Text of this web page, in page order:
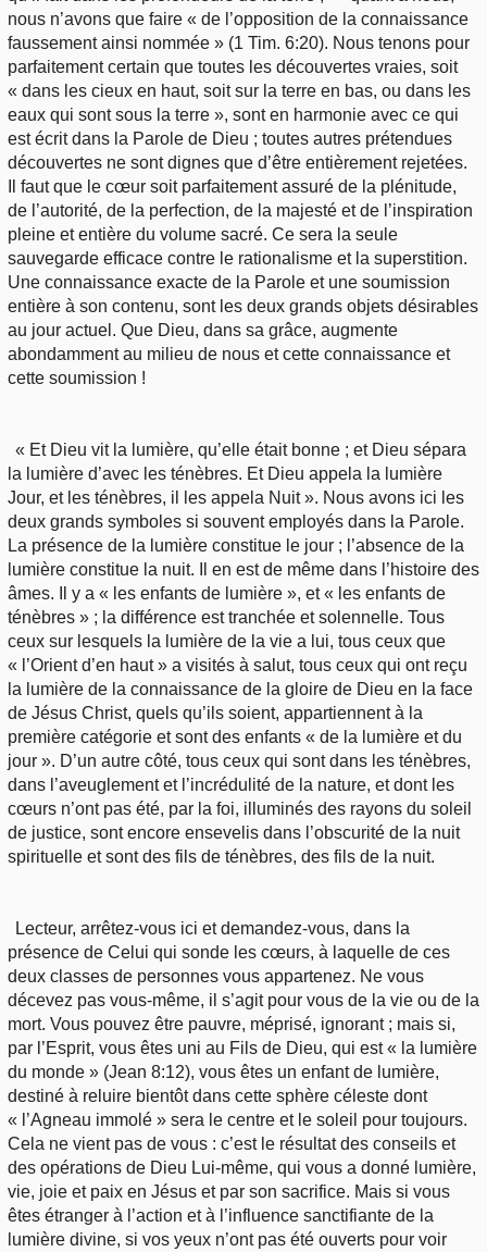
nous n’avons que faire « de l’opposition de la connaissance
faussement ainsi nommée » (1 Tim. 6:20). Nous tenons pour
parfaitement certain que toutes les découvertes vraies, soit
« dans les cieux en haut, soit sur la terre en bas, ou dans les
eaux qui sont sous la terre », sont en harmonie avec ce qui
est écrit dans la Parole de Dieu ; toutes autres prétendues
découvertes ne sont dignes que d’être entièrement rejetées.
Il faut que le cœur soit parfaitement assuré de la plénitude,
de l’autorité, de la perfection, de la majesté et de l’inspiration
pleine et entière du volume sacré. Ce sera la seule
sauvegarde efficace contre le rationalisme et la superstition.
Une connaissance exacte de la Parole et une soumission
entière à son contenu, sont les deux grands objets désirables
au jour actuel. Que Dieu, dans sa grâce, augmente
abondamment au milieu de nous et cette connaissance et
cette soumission !
« Et Dieu vit la lumière, qu’elle était bonne ; et Dieu sépara
la lumière d’avec les ténèbres. Et Dieu appela la lumière
Jour, et les ténèbres, il les appela Nuit ». Nous avons ici les
deux grands symboles si souvent employés dans la Parole.
La présence de la lumière constitue le jour ; l’absence de la
lumière constitue la nuit. Il en est de même dans l’histoire des
âmes. Il y a « les enfants de lumière », et « les enfants de
ténèbres » ; la différence est tranchée et solennelle. Tous
ceux sur lesquels la lumière de la vie a lui, tous ceux que
« l’Orient d’en haut » a visités à salut, tous ceux qui ont reçu
la lumière de la connaissance de la gloire de Dieu en la face
de Jésus Christ, quels qu’ils soient, appartiennent à la
première catégorie et sont des enfants « de la lumière et du
jour ». D’un autre côté, tous ceux qui sont dans les ténèbres,
dans l’aveuglement et l’incrédulité de la nature, et dont les
cœurs n’ont pas été, par la foi, illuminés des rayons du soleil
de justice, sont encore ensevelis dans l’obscurité de la nuit
spirituelle et sont des fils de ténèbres, des fils de la nuit.
Lecteur, arrêtez-vous ici et demandez-vous, dans la
présence de Celui qui sonde les cœurs, à laquelle de ces
deux classes de personnes vous appartenez. Ne vous
décevez pas vous-même, il s’agit pour vous de la vie ou de la
mort. Vous pouvez être pauvre, méprisé, ignorant ; mais si,
par l’Esprit, vous êtes uni au Fils de Dieu, qui est « la lumière
du monde » (Jean 8:12), vous êtes un enfant de lumière,
destiné à reluire bientôt dans cette sphère céleste dont
« l’Agneau immolé » sera le centre et le soleil pour toujours.
Cela ne vient pas de vous : c’est le résultat des conseils et
des opérations de Dieu Lui-même, qui vous a donné lumière,
vie, joie et paix en Jésus et par son sacrifice. Mais si vous
êtes étranger à l’action et à l’influence sanctifiante de la
lumière divine, si vos yeux n’ont pas été ouverts pour voir